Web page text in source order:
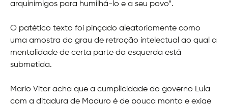
arquinimigos para humilhá-lo e a seu povo”.
O patético texto foi pinçado aleatoriamente como
uma amostra do grau de retração intelectual ao qual a
mentalidade de certa parte da esquerda está
submetida.
Mario Vitor acha que a cumplicidade do governo Lula
com a ditadura de Maduro é de pouca monta e exige